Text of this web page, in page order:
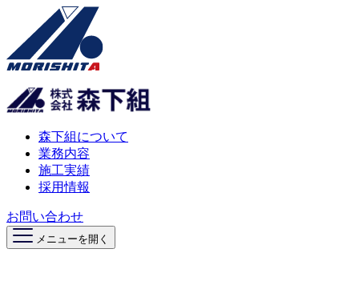
森下組について
業務内容
施工実績
採用情報
お問い合わせ
メニューを開く